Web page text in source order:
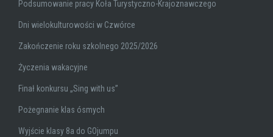
Podsumowanie pracy Koła Turystyczno-Krajoznawczego
Dni wielokulturowości w Czwórce
Zakończenie roku szkolnego 2025/2026
Życzenia wakacyjne
Finał konkursu „Sing with us”
Pożegnanie klas ósmych
Wyjście klasy 8a do GOjumpu